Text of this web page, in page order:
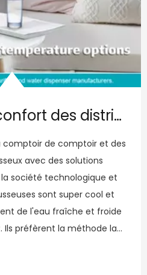
Découvrez le confort des distributeurs d'eau de comptoir et étincelants avec des solutions d'eau étincelantes pour les entreprises technologiques
de comptoir et des
avec des solutions
société technologique et
sont super cool et
de l'eau fraîche et froide
Ils préfèrent la méthode la